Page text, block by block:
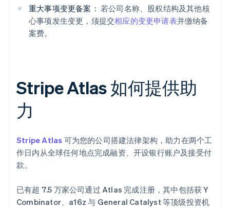
重大事项变更备案： 若公司名称、股权结构及其他核
心事项发生变更，须提交相应的变更申请表并缴纳备
案费。
Stripe Atlas 如何提供助
力
Stripe Atlas 可为您的公司搭建法律架构，助力在两个工
作日内从全球任何地点完成融资、开设银行账户及接受付
款。
已有超 7.5 万家公司通过 Atlas 完成注册，其中包括获 Y
Combinator、a16z 与 General Catalyst 等顶级投资机